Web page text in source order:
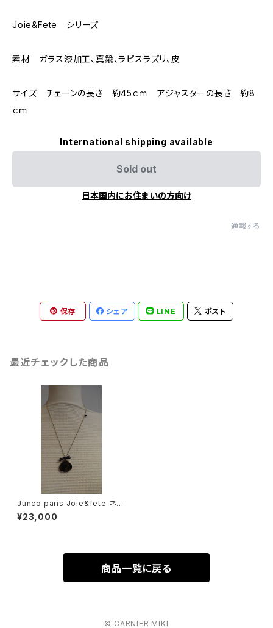
Joie&Fete シリーズ
素材 ガラス漆加工、真鍮、ラピスラズリ、皮
サイズ チェーンの長さ 約45ｃｍ アジャスターの長さ 約8
ｃｍ
International shipping available
Sold out
日本国内にお住まいの方向け
通報する
保存 シェア LINE ポスト
最近チェックした商品
Junco paris Joie&fete ネッ
クレス ラピスラズリ
¥23,000
商品一覧に戻る
© CARNIER MIKI